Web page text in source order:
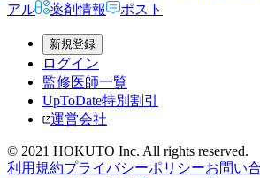
アル
薬剤情報 ポスト
新規登録
ログイン
監修医師一覧
UpToDate特別割引
運営会社
© 2021 HOKUTO Inc. All rights reserved.
利用規約プライバシーポリシーお問い